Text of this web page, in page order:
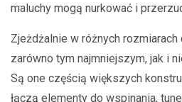
maluchy mogą nurkować i
Zjeżdżalnie w różnych
zarówno tym najmniejszym, jak i
Są one częścią większych
łączą elementy do wspinania,